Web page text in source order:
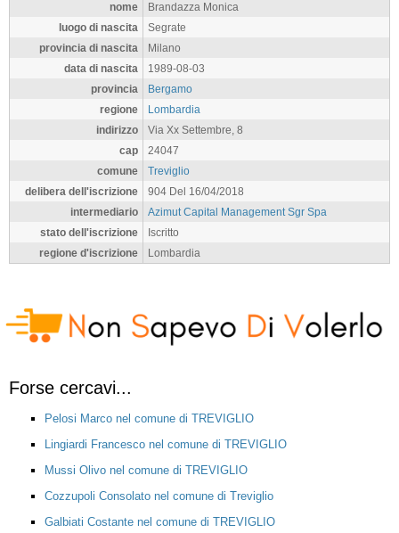
nome
Brandazza Monica
luogo di nascita
Segrate
provincia di nascita
Milano
data di nascita
1989-08-03
provincia
Bergamo
regione
Lombardia
indirizzo
Via Xx Settembre, 8
cap
24047
comune
Treviglio
delibera dell'iscrizione
904 Del 16/04/2018
intermediario
Azimut Capital Management Sgr Spa
stato dell'iscrizione
Iscritto
regione d'iscrizione
Lombardia
Forse cercavi...
Pelosi Marco nel comune di TREVIGLIO
Lingiardi Francesco nel comune di TREVIGLIO
Mussi Olivo nel comune di TREVIGLIO
Cozzupoli Consolato nel comune di Treviglio
Galbiati Costante nel comune di TREVIGLIO